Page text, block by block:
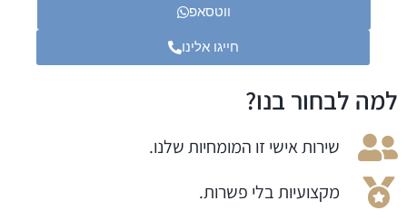
ווטסאפ
חייגו אלינו
למה לבחור בנו?
שירות אישי זו המומחיות שלנו.
מקצועיות בלי פשרות.